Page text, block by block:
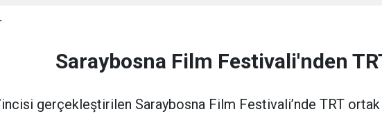
Saraybosna Film Festivali'nden
gerçekleştirilen Saraybosna Film Festivali’nde TRT ortak